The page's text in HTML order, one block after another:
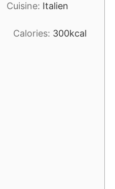
Cuisine: Italien
Calories: 300kcal